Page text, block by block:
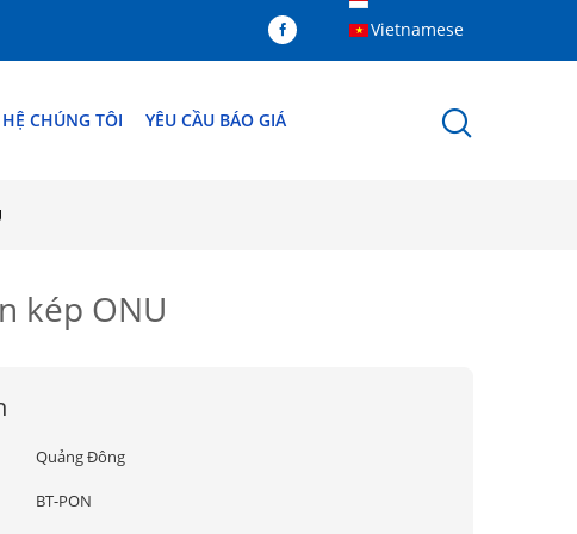
Vietnamese
CHÚNG TÔI YÊU CẦU BÁO GIÁ
kép ONU
Quảng Đông
BT-PON